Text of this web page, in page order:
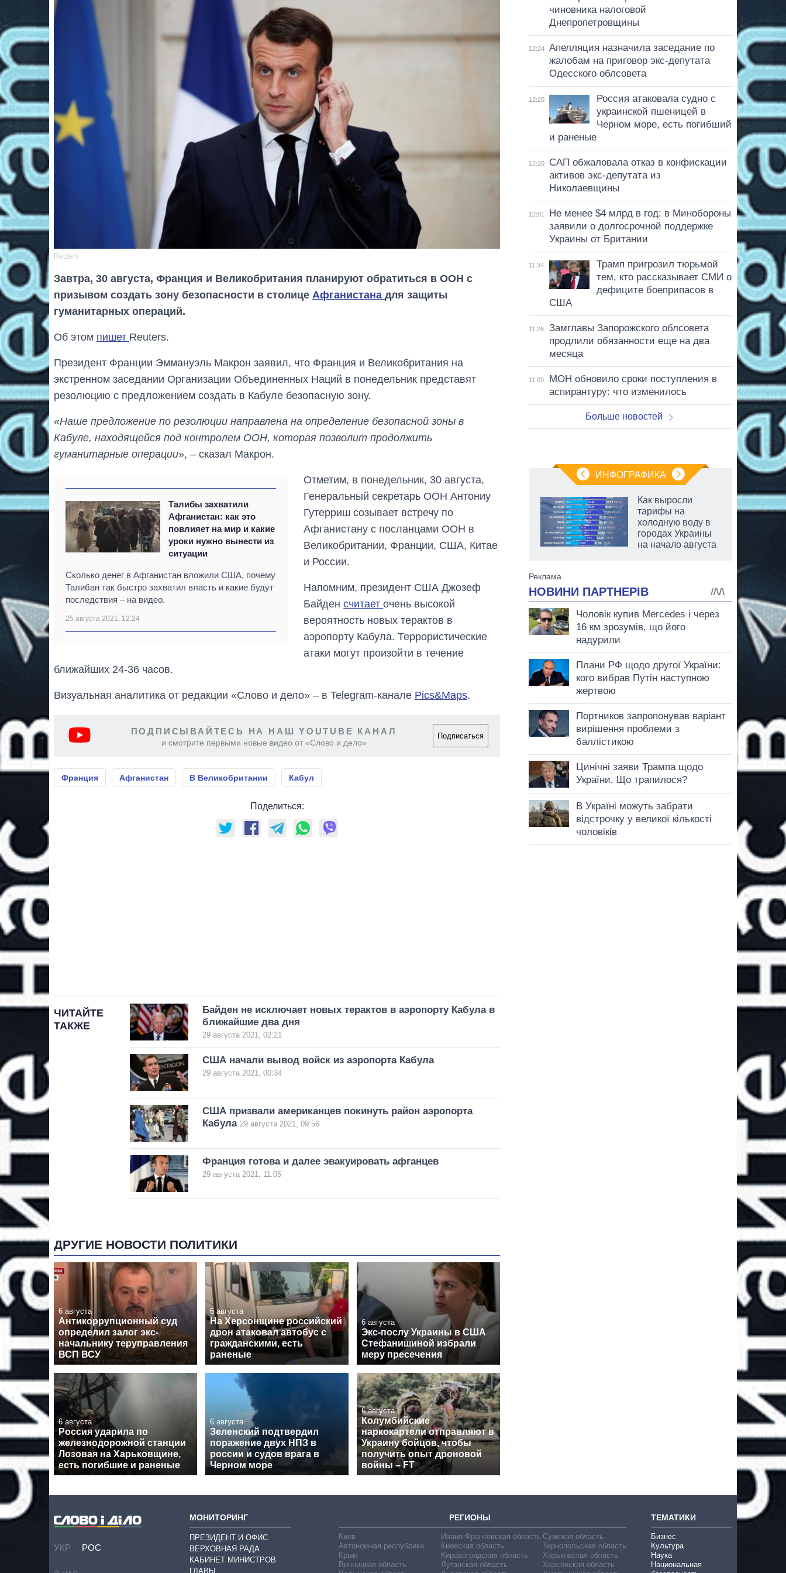
Reuters
Завтра, 30 августа, Франция и Великобритания планируют обратиться в ООН с
призывом создать зону безопасности в столице Афганистана для защиты
гуманитарных операций.
Об этом пишет Reuters.
Президент Франции Эммануэль Макрон заявил, что Франция и Великобритания на
экстренном заседании Организации Объединенных Наций в понедельник представят
резолюцию с предложением создать в Кабуле безопасную зону.
«Наше предложение по резолюции направлена ​​на определение безопасной зоны в
Кабуле, находящейся под контролем ООН, которая позволит продолжить
гуманитарные операции», – сказал Макрон.
Талибы захватили
Афганистан: как это
повлияет на мир и какие
уроки нужно вынести из
ситуации
Сколько денег в Афганистан вложили США, почему
Талибан так быстро захватил власть и какие будут
последствия – на видео.
25 августа 2021, 12:24
Отметим, в понедельник, 30 августа,
Генеральный секретарь ООН Антониу
Гутерриш созывает встречу по
Афганистану с посланцами ООН в
Великобритании, Франции, США, Китае
и России.
Напомним, президент США Джозеф
Байденсчитаеточень высокой
вероятность новых терактов в
аэропорту Кабула. Террористические
атаки могут произойти в течение
ближайших 24-36 часов.
Визуальная аналитика от редакции «Слово и дело» – в Telegram-канале Pics&Maps.
ПОДПИСЫВАЙТЕСЬ НА НАШ YOUTUBE КАНАЛ
и смотрите первыми новые видео от «Слово и дело»
Подписаться
Франция Афганистан В Великобритании Кабул
Поделиться:
ЧИТАЙТЕ
ТАКЖЕ
Байден не исключает новых терактов в аэропорту Кабула в
ближайшие два дня
29 августа 2021, 02:21
США начали вывод войск из аэропорта Кабула
29 августа 2021, 00:34
США призвали американцев покинуть район аэропорта
Кабула 29 августа 2021, 09:56
Франция готова и далее эвакуировать афганцев
29 августа 2021, 11:05
ДРУГИЕ НОВОСТИ ПОЛИТИКИ
6 августа
Антикоррупционный суд
определил залог экс-
начальнику теруправления
ВСП ВСУ
6 августа
На Херсонщине российский
дрон атаковал автобус с
гражданскими, есть
раненые
6 августа
Экс-послу Украины в США
Стефанишиной избрали
меру пресечения
6 августа
Россия ударила по
железнодорожной станции
Лозовая на Харьковщине,
есть погибшие и раненые
6 августа
Зеленский подтвердил
поражение двух НПЗ в
россии и судов врага в
Черном море
6 августа
Колумбийские
наркокартели отправляют в
Украину бойцов, чтобы
получить опыт дроновой
войны – FT
чиновника налоговой
Днепропетровщины
12:24
Апелляция назначила заседание по
жалобам на приговор экс-депутата
Одесского облсовета
12:20
Россия атаковала судно с
украинской пшеницей в
Черном море, есть погибший
и раненые
12:20
САП обжаловала отказ в конфискации
активов экс-депутата из
Николаевщины
12:01
Не менее $4 млрд в год: в Минобороны
заявили о долгосрочной поддержке
Украины от Британии
11:34
Трамп пригрозил тюрьмой
тем, кто рассказывает СМИ о
дефиците боеприпасов в
США
11:26
Замглавы Запорожского облсовета
продлили обязанности еще на два
месяца
11:09
МОН обновило сроки поступления в
аспирантуру: что изменилось
Больше новостей
ИНФОГРАФИКА
Восемь
массированных
за лето: Киев и
область стали
Как выросли
тарифы на
холодную воду в
городах Украины
на начало августа
УКР РОС
МОНИТОРИНГ
ПРЕЗИДЕНТ И ОФИС
ВЕРХОВНАЯ РАДА
КАБИНЕТ МИНИСТРОВ
ГЛАВЫ
РЕГИОНЫ
Киев
Автономная республика
Крым
Винницкая область
Ивано-Франковская область
Киевская область
Кировоградская область
Луганская область
Сумская область
Тернопольская область
Харьковская область
Херсонская область
ТЕМАТИКИ
Бизнес
Культура
Наука
Национальная